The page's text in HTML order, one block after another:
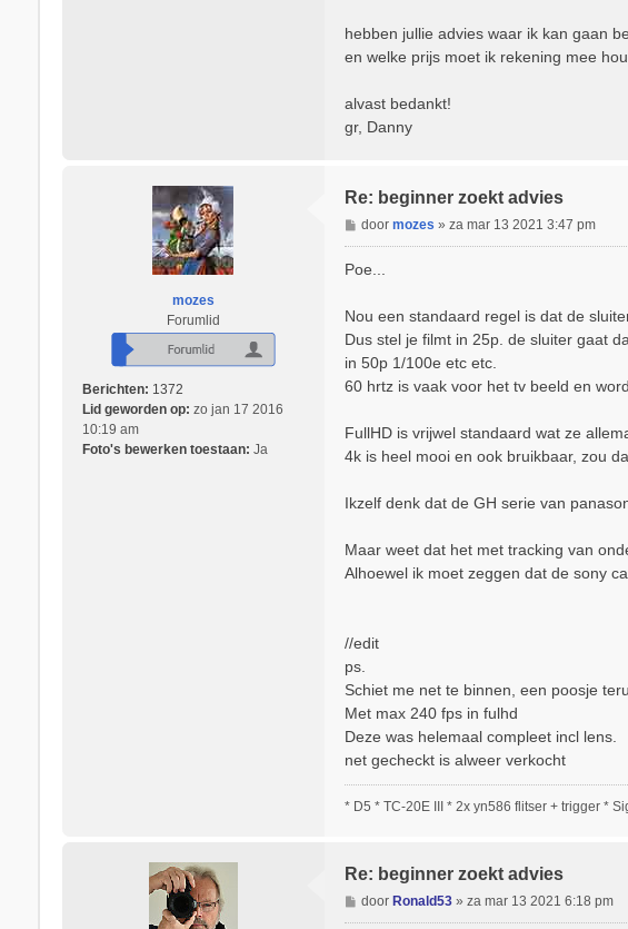
hebben jullie advies waar ik kan gaan
en welke prijs moet ik rekening mee
alvast bedankt!
gr, Danny
mozes
Forumlid
Berichten: 1372
Lid geworden op: zo jan 17 2016
10:19 am
Foto's bewerken toestaan: Ja
Re: beginner zoekt advies
B
e
h
t
doormozes »za mar 13 2021 3:47 pm
Poe...
Nou een standaard regel is dat de
Dus stel je filmt in 25p. de sluiter gaat
in 50p 1/100e etc etc.
60 hrtz is vaak voor het tv beeld en
FullHD is vrijwel standaard wat ze
4k is heel mooi en ook bruikbaar, zou
Ikzelf denk dat de GH serie van
Maar weet dat het met tracking van
Alhoewel ik moet zeggen dat de sony
//edit
ps.
Schiet me net te binnen, een poosje
Met max 240 fps in fulhd
Deze was helemaal compleet incl lens.
net gecheckt is alweer verkocht
* D5 * TC-20E III * 2x yn586 flitser + trigger *
Re: beginner zoekt advies
B
e
doorRonald53 »za mar 13 2021 6:18 pm